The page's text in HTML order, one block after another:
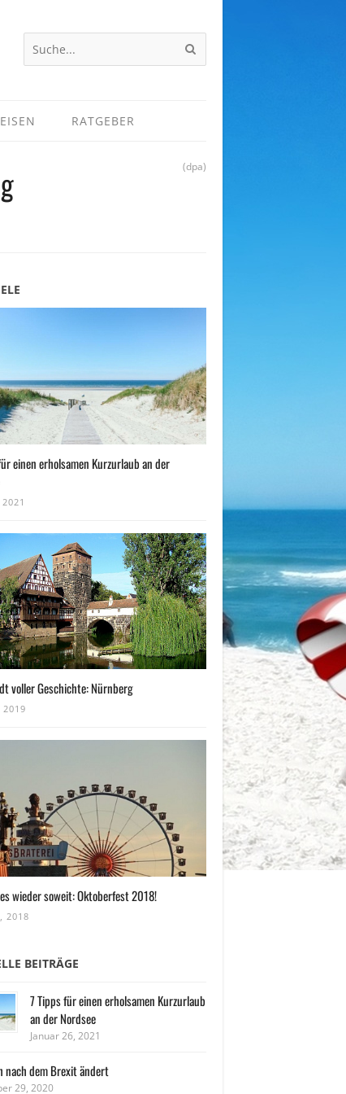
RATGEBER
(dpa)
einen erholsamen Kurzurlaub an der
voller Geschichte: Nürnberg
2019
wieder soweit: Oktoberfest 2018!
2018
BEITRÄGE
7 Tipps für einen erholsamen Kurzurlaub
an der Nordsee
Januar 26, 2021
nach dem Brexit ändert
29, 2020